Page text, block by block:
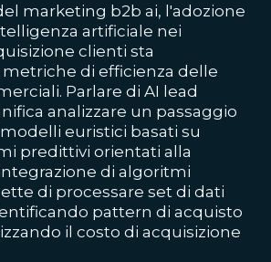
marketing b2b ai, l'adozione
artificiale nei
clienti sta
di efficienza delle
Parlare di AI lead
analizzare un passaggio
euristici basati su
predittivi orientati alla
di algoritmi
di processare set di dati
pattern di acquisto
il costo di acquisizione